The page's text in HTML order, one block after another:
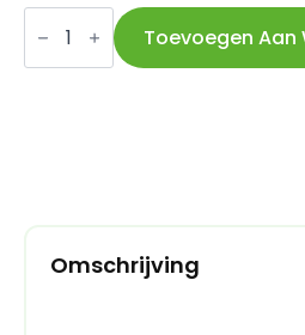
Praxis
trapas
adapter
M30
Toevoegen Aan
Omschrijving